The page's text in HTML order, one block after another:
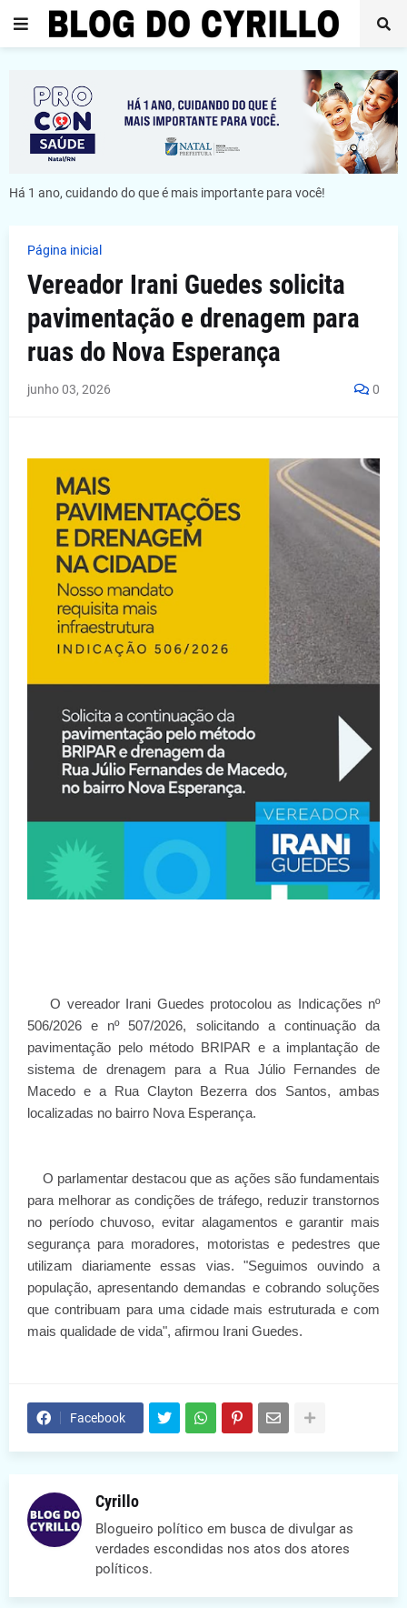
Há 1 ano, cuidando do que é mais importante para você!
Página inicial
Vereador Irani Guedes solicita
pavimentação e drenagem para
ruas do Nova Esperança
junho 03, 2026 0
O vereador Irani Guedes protocolou as Indicações nº
506/2026 e nº 507/2026, solicitando a continuação da
pavimentação pelo método BRIPAR e a implantação de
sistema de drenagem para a Rua Júlio Fernandes de
Macedo e a Rua Clayton Bezerra dos Santos, ambas
localizadas no bairro Nova Esperança.
O parlamentar destacou que as ações são fundamentais
para melhorar as condições de tráfego, reduzir transtornos
no período chuvoso, evitar alagamentos e garantir mais
segurança para moradores, motoristas e pedestres que
utilizam diariamente essas vias. "Seguimos ouvindo a
população, apresentando demandas e cobrando soluções
que contribuam para uma cidade mais estruturada e com
mais qualidade de vida", afirmou Irani Guedes.
Facebook
Cyrillo
Blogueiro político em busca de divulgar as
verdades escondidas nos atos dos atores
políticos.